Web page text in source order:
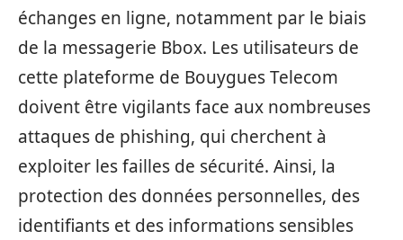
échanges en ligne, notamment par le biais
de la messagerie Bbox. Les utilisateurs de
cette plateforme de Bouygues Telecom
doivent être vigilants face aux nombreuses
attaques de phishing, qui cherchent à
exploiter les failles de sécurité. Ainsi, la
protection des données personnelles, des
identifiants et des informations sensibles